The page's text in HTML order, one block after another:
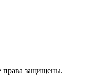
права защищены.